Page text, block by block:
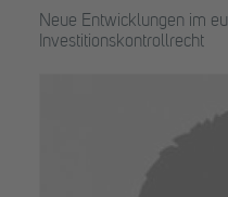
Neue Entwicklungen im
Investitionskontrollrecht